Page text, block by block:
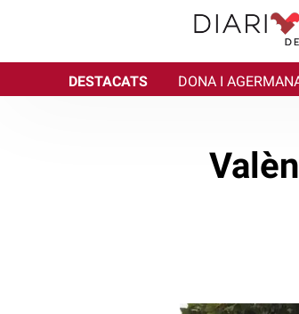
DESTACATS DONA I